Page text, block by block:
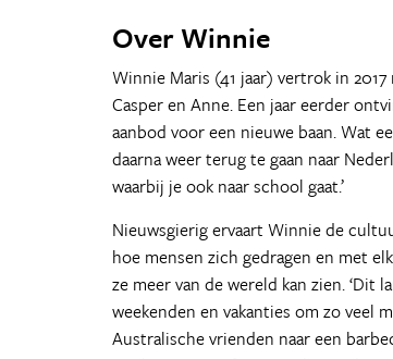
Over Winnie
Winnie Maris (41 jaar) vertrok in
Casper en Anne. Een jaar eerder
aanbod voor een nieuwe baan. Wat
daarna weer terug te gaan naar
waarbij je ook naar school gaat.’
Nieuwsgierig ervaart Winnie de
hoe mensen zich gedragen en met
ze meer van de wereld kan zien. ‘Dit
weekenden en vakanties om zo veel
Australische vrienden naar een